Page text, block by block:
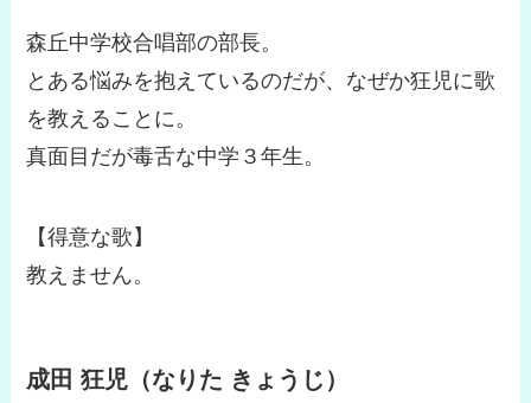
森丘中学校合唱部の部長。
とある悩みを抱えているのだが、なぜか狂児に歌
を教えることに。
真面目だが毒舌な中学３年生。
【得意な歌】
教えません。
成田 狂児（なりた きょうじ）